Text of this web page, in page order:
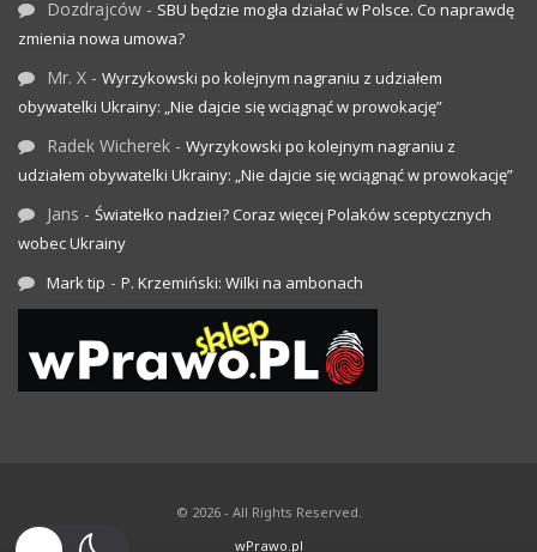
Dozdrajców - SBU będzie mogła działać w Polsce. Co naprawdę
zmienia nowa umowa?
Mr. X - Wyrzykowski po kolejnym nagraniu z udziałem
obywatelki Ukrainy: „Nie dajcie się wciągnąć w prowokację”
Radek Wicherek - Wyrzykowski po kolejnym nagraniu z
udziałem obywatelki Ukrainy: „Nie dajcie się wciągnąć w prowokację”
Jans - Światełko nadziei? Coraz więcej Polaków sceptycznych
wobec Ukrainy
Mark tip - P. Krzemiński: Wilki na ambonach
© 2026 - All Rights Reserved.
wPrawo.pl